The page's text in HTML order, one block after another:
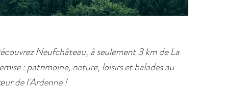
Neufchâteau, à seulement 3 km de La
: patrimoine, nature, loisirs et balades au
de l'Ardenne !